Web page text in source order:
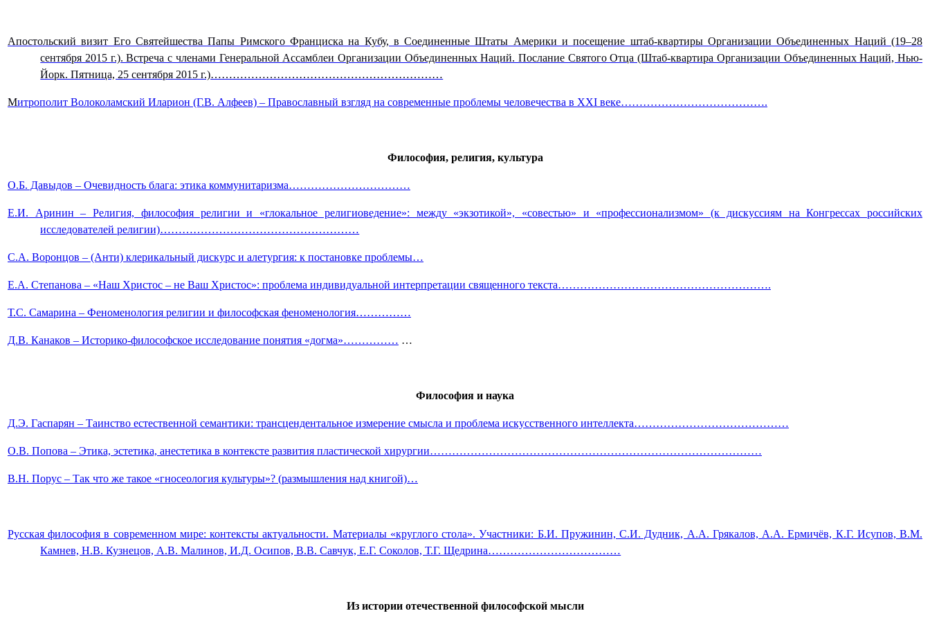
Апостольский визит Его Святейшества Папы Римского Франциска на Кубу, в Соединенные Штаты Америки и посещение штаб-квартиры Организации Объединенных Наций (19–28
сентября 2015 г.). Встреча с членами Генеральной Ассамблеи Организации Объединенных Наций. Послание Святого Отца (Штаб-квартира Организации Объединенных Наций, Нью-
Йорк. Пятница, 25 сентября 2015 г.)………………………………………………………
Митрополит Волоколамский Иларион (Г.В. Алфеев) – Православный взгляд на современные проблемы человечества в XXI веке………………………………….
Философия, религия, культура
О.Б. Давыдов – Очевидность блага: этика коммунитаризма……………………………
Е.И. Аринин – Религия, философия религии и «глокальное религиоведение»: между «экзотикой», «совестью» и «профессионализмом» (к дискуссиям на Конгрессах российских
исследователей религии)………………………………………………
С.А. Воронцов – (Анти) клерикальный дискурс и алетургия: к постановке проблемы…
Е.А. Степанова – «Наш Христос – не Ваш Христос»: проблема индивидуальной интерпретации священного текста………………………………………………….
Т.С. Самарина – Феноменология религии и философская феноменология……………
Д.В. Канаков – Историко-философское исследование понятия «догма»…………… …
Философия и наука
Д.Э. Гаспарян – Таинство естественной семантики: трансцендентальное измерение смысла и проблема искусственного интеллекта……………………………………
О.В. Попова – Этика, эстетика, анестетика в контексте развития пластической хирургии………………………………………………………………………………
В.Н. Порус – Так что же такое «гносеология культуры»? (размышления над книгой)…
Русская философия в современном мире: контексты актуальности. Материалы «круглого стола». Участники: Б.И. Пружинин, С.И. Дудник, А.А. Грякалов, А.А. Ермичёв, К.Г. Исупов, В.М.
Камнев, Н.В. Кузнецов, А.В. Малинов, И.Д. Осипов, В.В. Савчук, Е.Г. Соколов, Т.Г. Щедрина………………………………
Из истории отечественной философской мысли